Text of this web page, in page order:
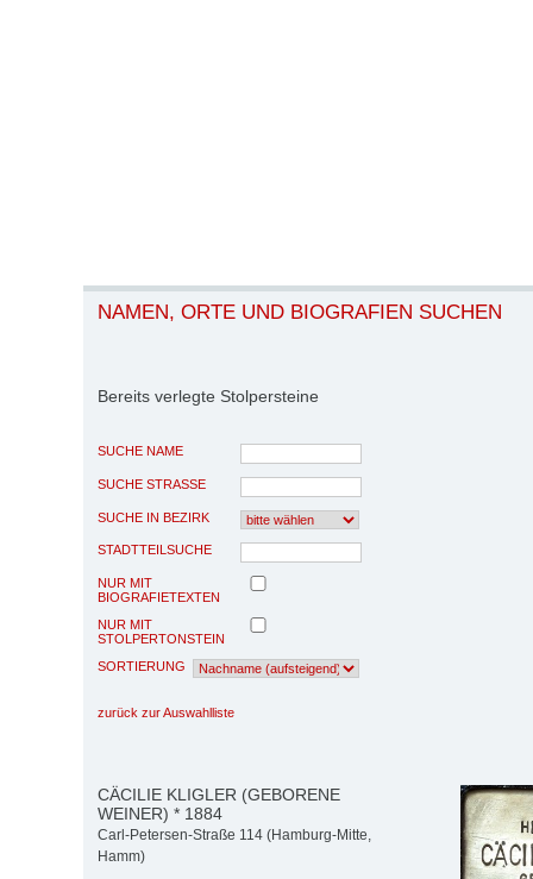
NAMEN, ORTE UND BIOGRAFIEN SUCHEN
Bereits verlegte Stolpersteine
SUCHE NAME
SUCHE STRASSE
SUCHE IN BEZIRK
STADTTEILSUCHE
NUR MIT
BIOGRAFIETEXTEN
NUR MIT
STOLPERTONSTEIN
SORTIERUNG
zurück zur Auswahlliste
CÄCILIE KLIGLER (GEBORENE
WEINER) * 1884
Carl-Petersen-Straße 114 (Hamburg-Mitte,
Hamm)